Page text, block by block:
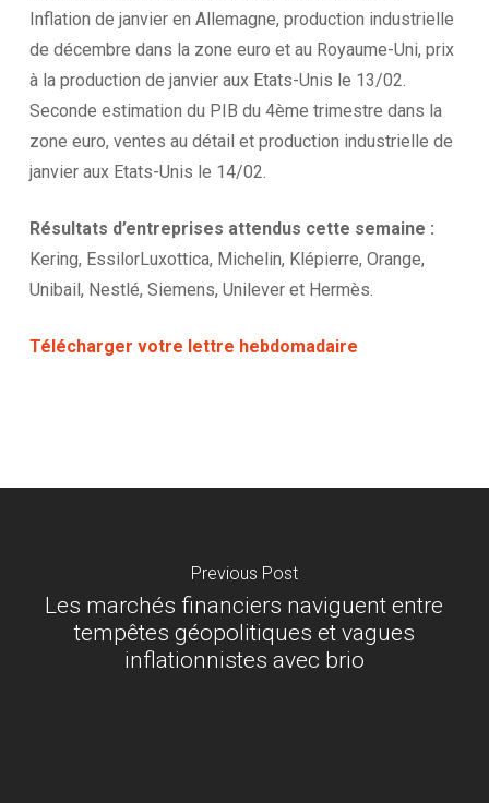
Inflation de janvier en Allemagne, production industrielle
de décembre dans la zone euro et au Royaume-Uni, prix
à la production de janvier aux Etats-Unis le 13/02.
Seconde estimation du PIB du 4ème trimestre dans la
zone euro, ventes au détail et production industrielle de
janvier aux Etats-Unis le 14/02.
Résultats d’entreprises attendus cette semaine :
Kering, EssilorLuxottica, Michelin, Klépierre, Orange,
Unibail, Nestlé, Siemens, Unilever et Hermès.
Télécharger votre lettre hebdomadaire
Previous Post
Les marchés financiers naviguent entre
tempêtes géopolitiques et vagues
inflationnistes avec brio